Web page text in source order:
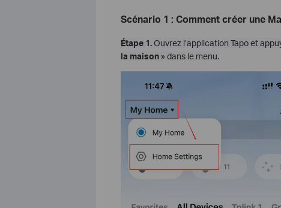
Scénario 1 : Comment créer une
Étape 1.Ouvrez l’application Tapo et
la maison» dans le menu.